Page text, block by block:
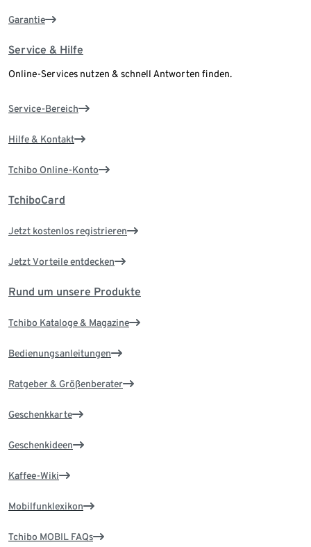
Garantie
Service & Hilfe
Online-Services nutzen & schnell Antworten finden.
Service-Bereich
Hilfe & Kontakt
Tchibo Online-Konto
TchiboCard
Jetzt kostenlos registrieren
Jetzt Vorteile entdecken
Rund um unsere Produkte
Tchibo Kataloge & Magazine
Bedienungsanleitungen
Ratgeber & Größenberater
Geschenkkarte
Geschenkideen
Kaffee-Wiki
Mobilfunklexikon
Tchibo MOBIL FAQs